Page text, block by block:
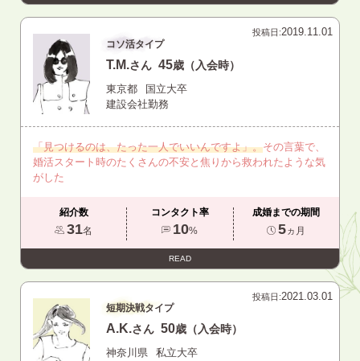
投稿日:2019.11.01
コソ活タイプ
T.M.さん 45歳（入会時）
東京都
国立大卒
建設会社勤務
「見つけるのは、たった一人でいいんですよ」。その言葉で、
婚活スタート時のたくさんの不安と焦りから救われたような気
がした
紹介数
31名
コンタクト率
10%
成婚までの期間
5ヵ月
READ
投稿日:2021.03.01
短期決戦タイプ
A.K.さん 50歳（入会時）
神奈川県
私立大卒